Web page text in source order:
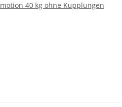
40 kg ohne Kupplungen